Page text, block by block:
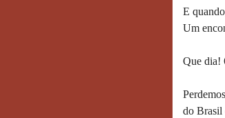
E
Um
Que dia!
do Brasil